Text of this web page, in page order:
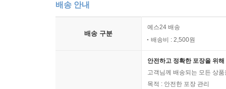
배송 안내
배송 구분
예스24 배송
배송비 : 2,500원
안전하고 정확한 포장을 위
고객님께 배송되는 모든 상
목적 : 안전한 포장 관리